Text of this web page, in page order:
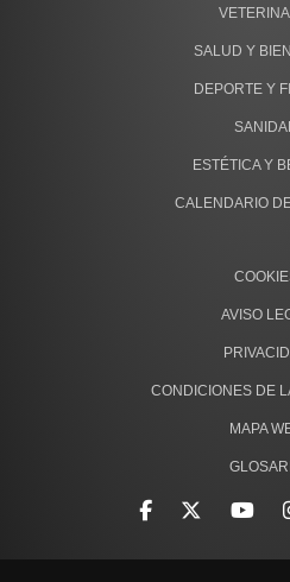
SALUD Y
DEPORTE Y
ESTÉTICA Y
CALENDARIO
AVISO
CONDICIONES DE
MAPA